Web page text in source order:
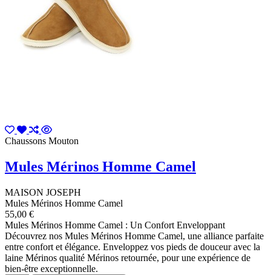
Chaussons Mouton
Mules Mérinos Homme Camel
MAISON JOSEPH
Mules Mérinos Homme Camel
55,00 €
Mules Mérinos Homme Camel : Un Confort Enveloppant
Découvrez nos Mules Mérinos Homme Camel, une alliance parfaite
entre confort et élégance. Enveloppez vos pieds de douceur avec la
laine Mérinos qualité Mérinos retournée, pour une expérience de
bien-être exceptionnelle.